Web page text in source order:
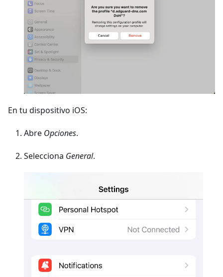
En tu dispositivo iOS:
Abre Opciones.
Selecciona General.